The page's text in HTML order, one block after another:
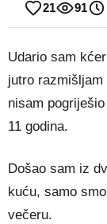
21 91
Udario sam
jutro
nisam
11 godina.
Došao sam iz
kuću, samo
večeru.